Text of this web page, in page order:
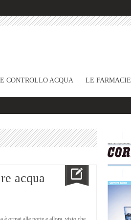
CONTROLLO ACQUA LE FARMACIE
acqua